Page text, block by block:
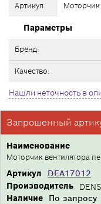
Артикул Моторчик
Параметры
Бренд:
Качество:
Нашли неточность в
Запрошенный
Производитель
Артикул DEA17012
Наименование
Моторчик вентилятора
Наличие По запросу